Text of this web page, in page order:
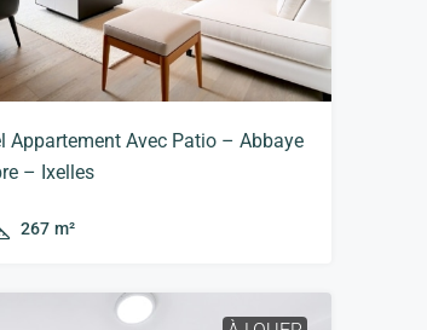
Appartement Avec Patio – Abbaye
– Ixelles
267 m²